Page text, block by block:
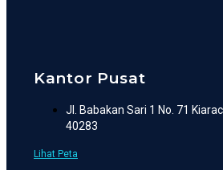
Kantor Pusat
Jl. Babakan Sari 1 No. 71
40283
Lihat Peta